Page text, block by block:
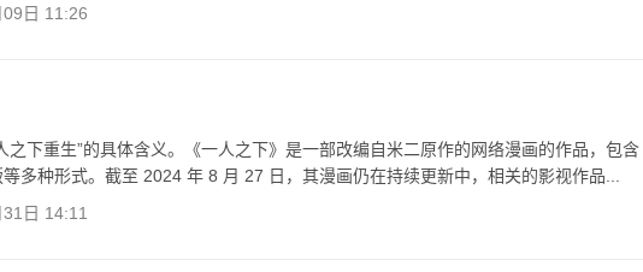
日 11:26
之下重生”的具体含义。《一人之下》是一部改编自米二原作的网络漫画的作品，包含
多种形式。截至 2024 年 8 月 27 日，其漫画仍在持续更新中，相关的影视作品...
日 14:11